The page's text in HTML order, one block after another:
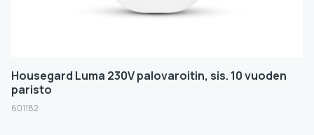
Housegard Luma 230V palovaroitin, sis. 10 vuoden
paristo
601182